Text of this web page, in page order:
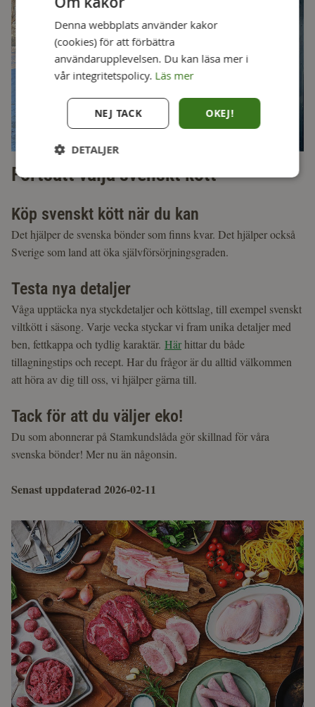
Fortsätt välja svenskt kött
Köp svenskt kött när du kan
Det hjälper de svenska bönder som finns kvar. Det hjälper också
Sverige som land att öka självförsörjningsgraden.
Testa nya detaljer
Våga upptäcka nya styckdetaljer och köttslag, till exempel svenskt
viltkött i säsong. Varje vecka styckar vi fram unika detaljer med
ben, fettkappa och tydlig karaktär. Härhittar du både
tillagningstips och recept. Har du frågor är du alltid välkommen
att höra av dig till oss, vi hjälper gärna till.
Tack för att du väljer eko!
Du som abonnerar på Stamkundslåda gör skillnad för våra
svenska bönder! Mer nu än någonsin.
Senast uppdaterad 2026-02-11
Denna webbplats använder kakor
(cookies) för att förbättra
användarupplevelsen. Du kan läsa mer i
vår integritetspolicy. Läs mer
OKEJ!
NEJ TACK
DETALJER